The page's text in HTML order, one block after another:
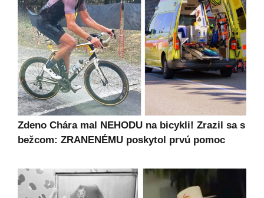
Zdeno Chára mal NEHODU na bicykli! Zrazil sa s
bežcom: ZRANENÉMU poskytol prvú pomoc